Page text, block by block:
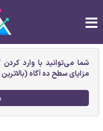
شما می‌توانید با وارد کردن
مزایای سطح ده آگاه